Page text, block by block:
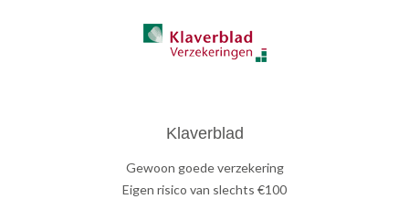
Klaverblad
Gewoon goede verzekering
Eigen risico van slechts €100